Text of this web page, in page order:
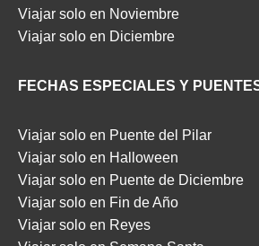
Viajar solo en Noviembre
Viajar solo en Diciembre
FECHAS ESPECIALES Y
Viajar solo en Puente del Pilar
Viajar solo en Halloween
Viajar solo en Puente de Diciembre
Viajar solo en Fin de Año
Viajar solo en Reyes